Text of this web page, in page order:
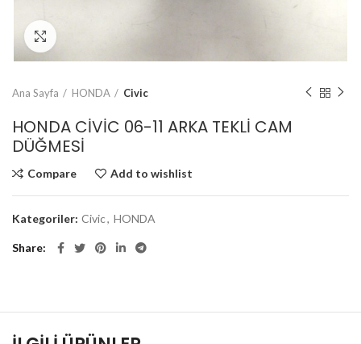
Ana Sayfa HONDA Civic
HONDA CİVİC 06-11 ARKA TEKLİ CAM
DÜĞMESİ
Compare Add to wishlist
Kategoriler: Civic, HONDA
Share